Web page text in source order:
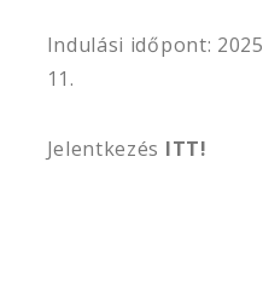
Indulási időpont:
11.
Jelentkezés ITT!